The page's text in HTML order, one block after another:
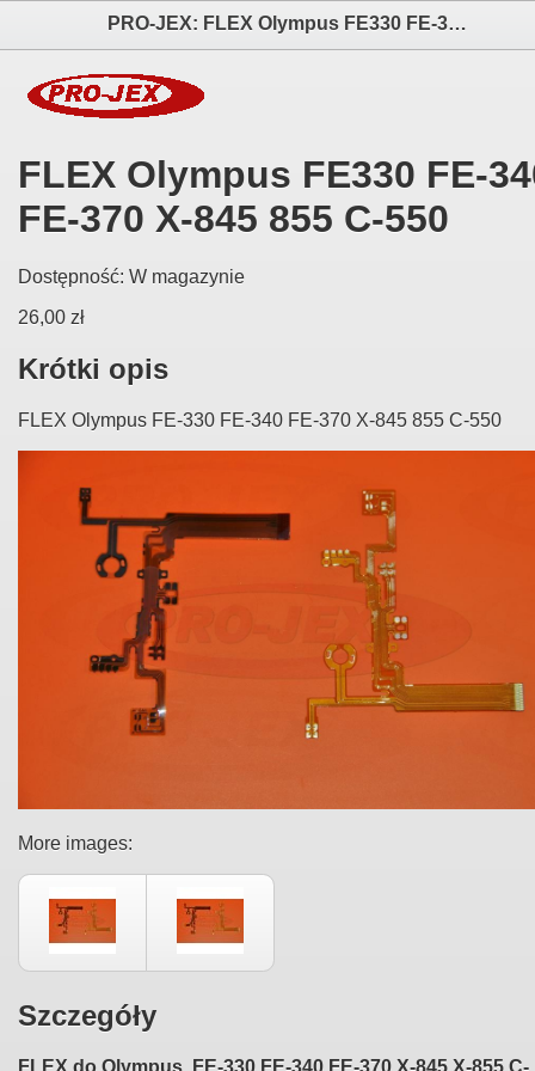
PRO-JEX: FLEX Olympus FE330 FE-340 FE-370 X-845 855 C-550 elektronika i akcesoria aparatów fotograficznych
FLEX Olympus FE330 FE-
FE-370 X-845 855 C-550
Dostępność: W magazynie
26,00 zł
Krótki opis
FLEX Olympus FE-330 FE-340 FE-370 X-845 855 C-550
More images:
Szczegóły
FLEX do Olympus FE-330 FE-340 FE-370 X-845 X-855 C-